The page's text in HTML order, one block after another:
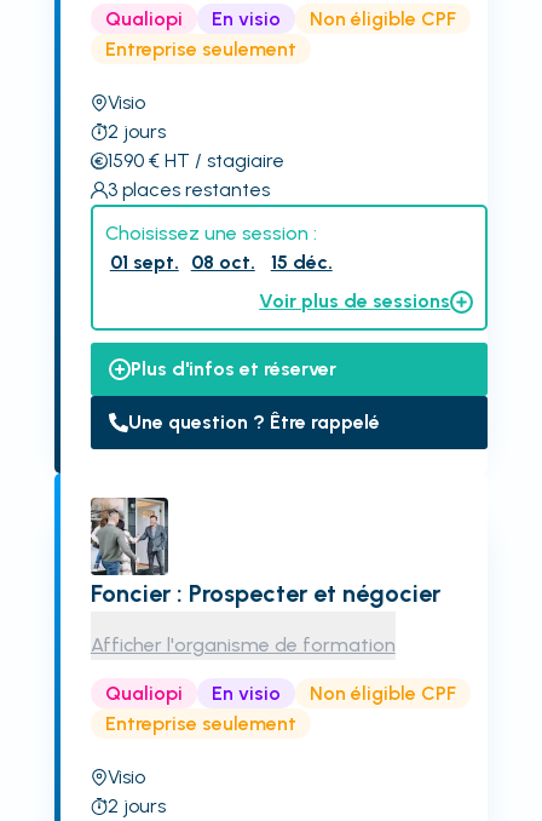
Qualiopi En visio
Non éligible CPF
Entreprise seulement
Visio
2 jours
1590€ HT / stagiaire
3 places restantes
Choisissez une session :
01 sept.
08 oct.
15 déc.
Voir plus de sessions
Plus d'infos et réserver
Une question ? Être rappelé
Foncier : Prospecter et négocier
Afficher l'organisme de formation
Qualiopi En visio
Non éligible CPF
Entreprise seulement
Visio
2 jours